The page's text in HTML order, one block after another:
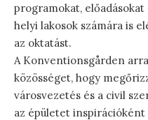
programokat,
helyi lakosok számára is
az oktatást.
A Konventionsgården
közösséget, hogy
városvezetés és a civil
az épületet